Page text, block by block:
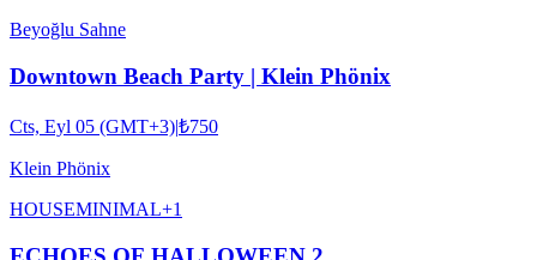
Beyoğlu Sahne
Downtown Beach Party | Klein Phönix
Cts, Eyl 05 (GMT+3)|₺750
Klein Phönix
HOUSEMINIMAL+1